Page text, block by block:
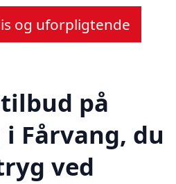
og uforpligtende
på
Fårvang, du
ved